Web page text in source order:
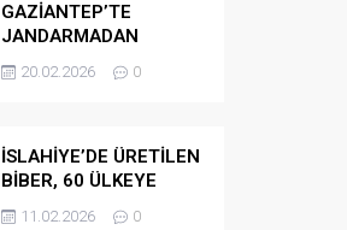
GAZİANTEP’TE
JANDARMADAN
GÖÇMEN
KAÇAKÇILARINA
20.02.2026 0
İSLAHİYE’DE ÜRETİLEN
BİBER, 60 ÜLKEYE
İHRAÇ EDİLİYOR
11.02.2026 0